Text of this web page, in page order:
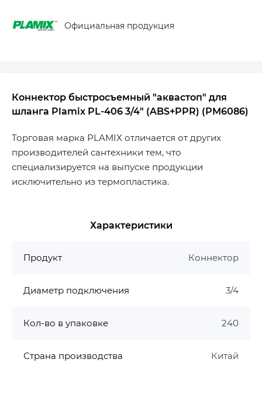
Официальная продукция
Коннектор быстросъемный "аквастоп" для
шланга Plamix PL-406 3/4" (ABS+PPR) (PM6086)
Торговая марка PLAMIX отличается от других
производителей сантехники тем, что
специализируется на выпуске продукции
исключительно из термопластика.
Характеристики
Продукт Коннектор
Диаметр подключения 3/4
Кол-во в упаковке 240
Страна производства Китай